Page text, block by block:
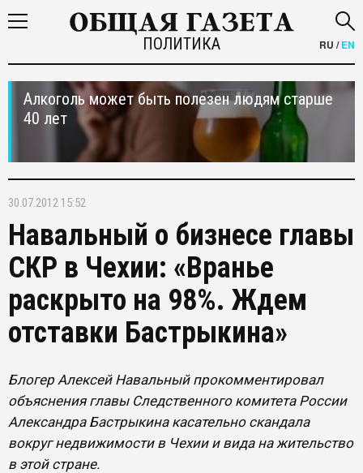
ПОЛИТИКА RU /EN
Алкоголь может быть полезен людям старше
40 лет
30.07.2012 15:52
Навальный о бизнесе главы
СКР в Чехии: «Вранье
раскрыто на 98%. Ждем
отставки Бастрыкина»
Блогер Алексей Навальный прокомментировал
объяснения главы Следственного комитета России
Александра Бастрыкина касательно скандала
вокруг недвижимости в Чехии и вида на жительство
в этой стране.